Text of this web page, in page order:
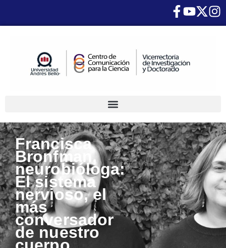
Francisca
Bronfman,
neurobióloga:
El sistema
nervioso, el
más
conversador
de nuestro